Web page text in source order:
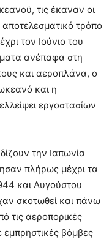
τις έκαναν οι
αποτελεσματικό τρόπο
τον Ιούνιο του
ανέπαφα στη
και αεροπλάνα, ο
και η
εργοστασίων
την Ιαπωνία
πλήρως μέχρι τα
και Αυγούστου
σκοτωθεί και πάνω
τις αεροπορικές
εμπρηστικές βόμβες